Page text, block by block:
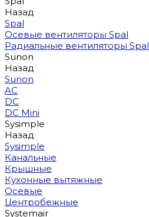
Назад
Spal
Осевые вентиляторы Spal
Радиальные вентиляторы Spal
Sunon
Назад
Sunon
AC
DC
DC Mini
Sysimple
Назад
Sysimple
Канальные
Крышные
Кухонные вытяжные
Осевые
Центробежные
Systemair